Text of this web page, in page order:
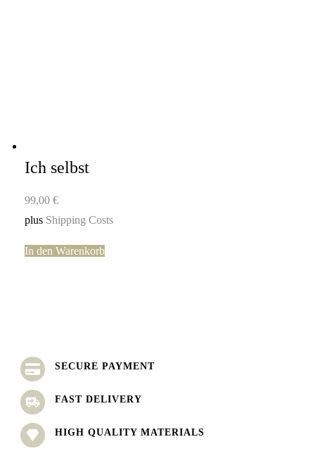
Ich selbst
99,00 €
plus Shipping Costs
In den Warenkorb
SECURE PAYMENT
FAST DELIVERY
HIGH QUALITY MATERIALS